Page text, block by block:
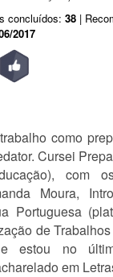
concluídos: 38 |
2017
como
Cursei
com
Moura,
Portuguesa
de
e estou no
em